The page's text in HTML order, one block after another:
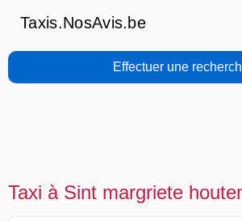
Taxis.NosAvis.be
Effectuer une
Taxi à Sint margriete